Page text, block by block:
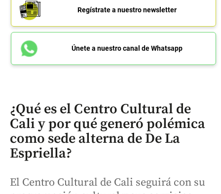
Regístrate a nuestro newsletter
Únete a nuestro canal de Whatsapp
¿Qué es el Centro Cultural de
Cali y por qué generó polémica
como sede alterna de De La
Espriella?
El Centro Cultural de Cali seguirá con su